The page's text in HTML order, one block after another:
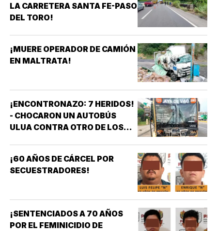
LA CARRETERA SANTA FE-PASO
DEL TORO!
¡MUERE OPERADOR DE CAMIÓN
EN MALTRATA!
¡ENCONTRONAZO: 7 HERIDOS!
- CHOCARON UN AUTOBÚS
ULUA CONTRA OTRO DE LOS
¡60 AÑOS DE CÁRCEL POR
SECUESTRADORES!
¡SENTENCIADOS A 70 AÑOS
POR EL FEMINICIDIO DE